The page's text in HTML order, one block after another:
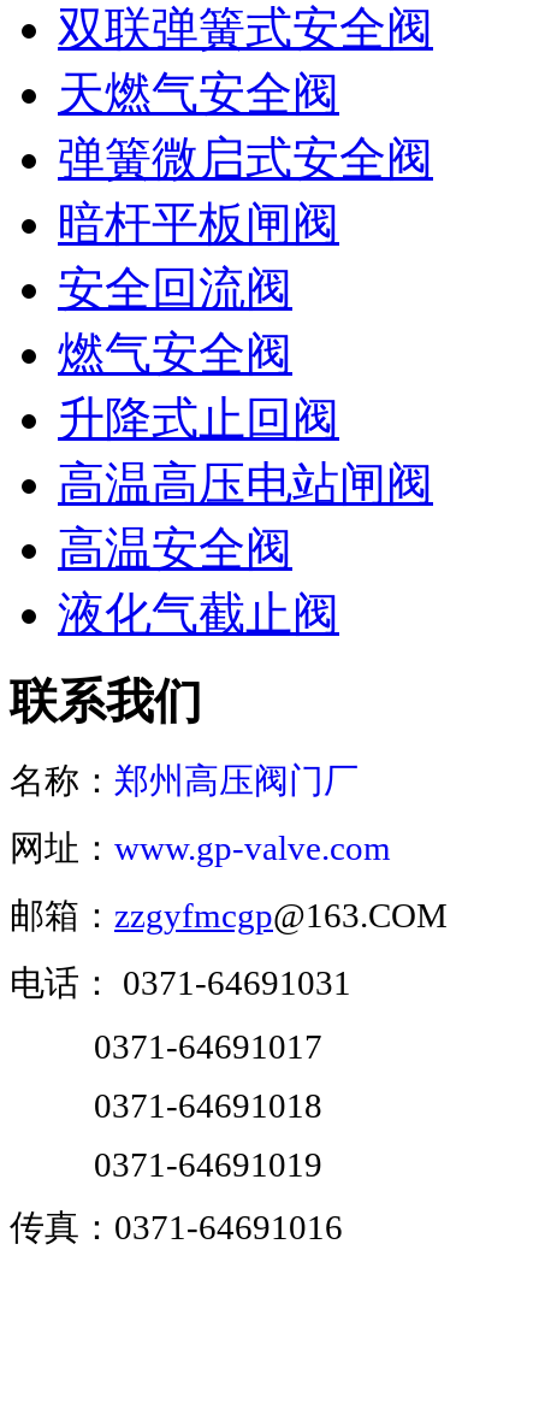
双联弹簧式安全阀
天燃气安全阀
弹簧微启式安全阀
暗杆平板闸阀
安全回流阀
燃气安全阀
升降式止回阀
高温高压电站闸阀
高温安全阀
液化气截止阀
联系我们
名称： 郑州高压阀门厂
网址： www.gp-valve.com
邮箱： zzgyfmcgp@163.COM
电话：
0371-64691031
0371-64691017
0371-64691018
0371-64691019
传真：0371-64691016